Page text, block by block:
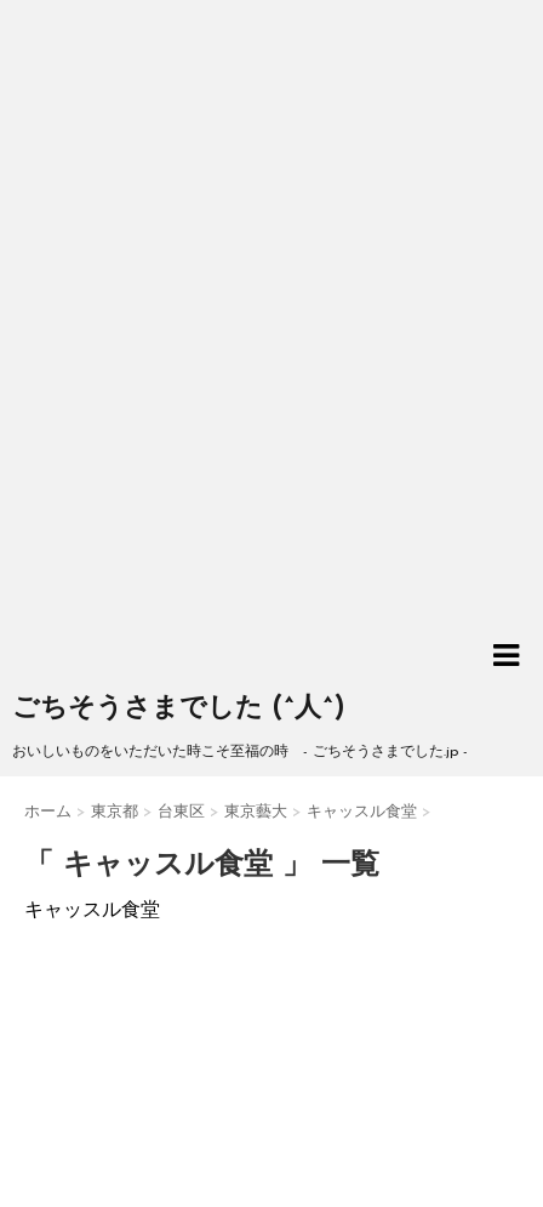
ごちそうさまでした (^人^)
おいしいものをいただいた時こそ至福の時 - ごちそうさまでした.jp -
ホーム > 東京都 > 台東区 > 東京藝大 > キャッスル食堂 >
「 キャッスル食堂 」 一覧
キャッスル食堂